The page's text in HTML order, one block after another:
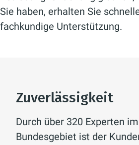
Sie haben, erhalten Sie
fachkundige Unterstützung.
Zuverlässigkeit
Durch über 320 Experten
Bundesgebiet ist der